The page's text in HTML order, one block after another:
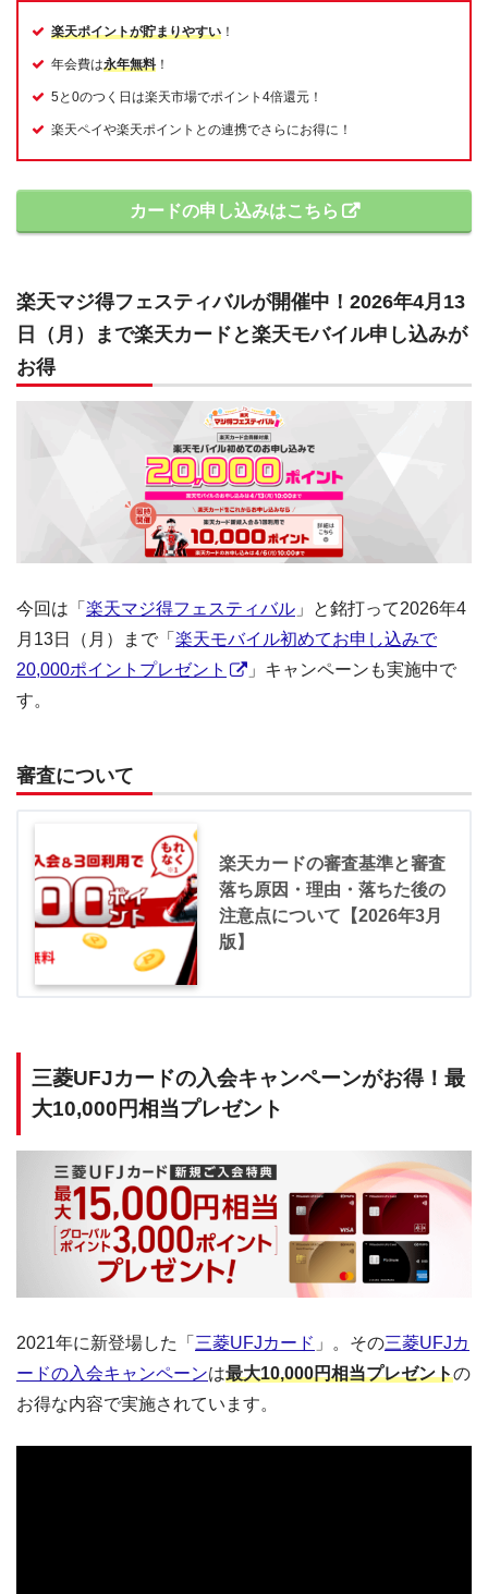
楽天ポイントが貯まりやすい ！
年会費は永年無料 ！
5と0のつく日は楽天市場でポイント4倍還元！
楽天ペイや楽天ポイントとの連携でさらにお得に！
カードの申し込みはこちら
楽天マジ得フェスティバルが開催中！2026年4月13
日（月）まで楽天カードと楽天モバイル申し込みが
お得
今回は「 楽天マジ得フェスティバル 」と銘打って2026年4
月13日（月）まで「 楽天モバイル初めてお申し込みで
20,000ポイントプレゼント
」キャンペーンも実施中で
す。
審査について
楽天カードの審査基準と審査
落ち原因・理由・落ちた後の
注意点について【2026年3月
版】
三菱UFJカードの入会キャンペーンがお得！最
大10,000円相当プレゼント
2021年に新登場した「 三菱UFJカード 」。その三菱UFJカ
ードの入会キャンペーンは最大10,000円相当プレゼントの
お得な内容で実施されています。